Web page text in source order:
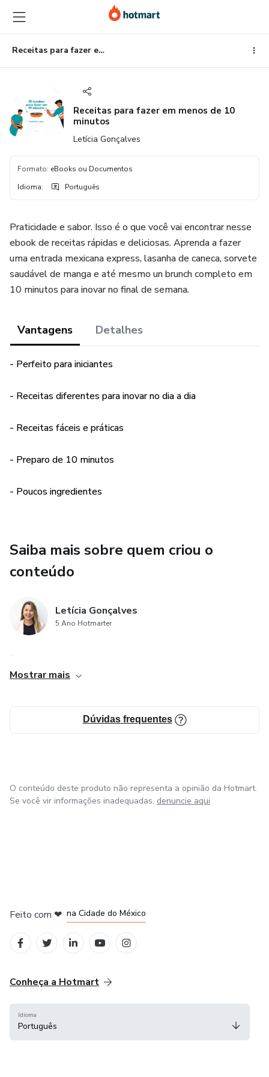
para
o
conteúdo
principal
para
o
pagamento
para
o
rodapé
Receitas para fazer em menos de 10 minutos
Receitas para fazer em menos de 10
minutos
Letícia Gonçalves
Formato: eBooks ou Documentos
Idioma: Português
Praticidade e sabor. Isso é o que você vai encontrar nesse
ebook de receitas rápidas e deliciosas. Aprenda a fazer
uma entrada mexicana express, lasanha de caneca, sorvete
saudável de manga e até mesmo un brunch completo em
10 minutos para inovar no final de semana.
Vantagens Detalhes
- Perfeito para iniciantes
- Receitas diferentes para inovar no dia a dia
- Receitas fáceis e práticas
- Preparo de 10 minutos
- Poucos ingredientes
Saiba mais sobre quem criou o
conteúdo
Letícia Gonçalves
5 Ano Hotmarter
Mostrar mais
Dúvidas frequentes
O conteúdo deste produto não representa a opinião da Hotmart.
Se você vir informações inadequadas, denuncie aqui
Feito com ❤ na Cidade do México
Conheça a Hotmart
Idioma
Português